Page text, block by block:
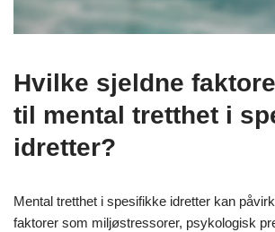
Hvilke sjeldne
til mental tretthet i
idretter?
Mental tretthet i spesifikke idretter kan
faktorer som miljøstressorer, psykologisk